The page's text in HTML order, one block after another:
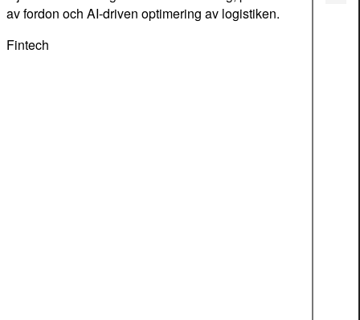
av fordon och AI-driven optimering av logistiken.
Fintech